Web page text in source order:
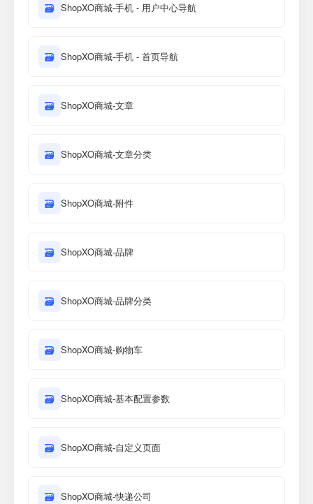
🗃 ShopXO商城-手机 - 用户中心导航
🗃 ShopXO商城-手机 - 首页导航
🗃 ShopXO商城-文章
🗃 ShopXO商城-文章分类
🗃 ShopXO商城-附件
🗃 ShopXO商城-品牌
🗃 ShopXO商城-品牌分类
🗃 ShopXO商城-购物车
🗃 ShopXO商城-基本配置参数
🗃 ShopXO商城-自定义页面
🗃 ShopXO商城-快递公司